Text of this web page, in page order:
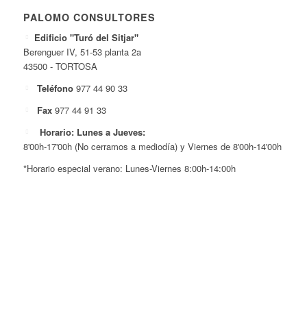
PALOMO CONSULTORES
Edificio "Turó del Sitjar"
Berenguer IV, 51-53 planta 2a
43500 - TORTOSA
Teléfono 977 44 90 33
Fax 977 44 91 33
Horario: Lunes a Jueves:
8'00h-17'00h (No cerramos a mediodía) y Viernes de 8'00h-14'00h
*Horario especial verano: Lunes-Viernes 8:00h-14:00h